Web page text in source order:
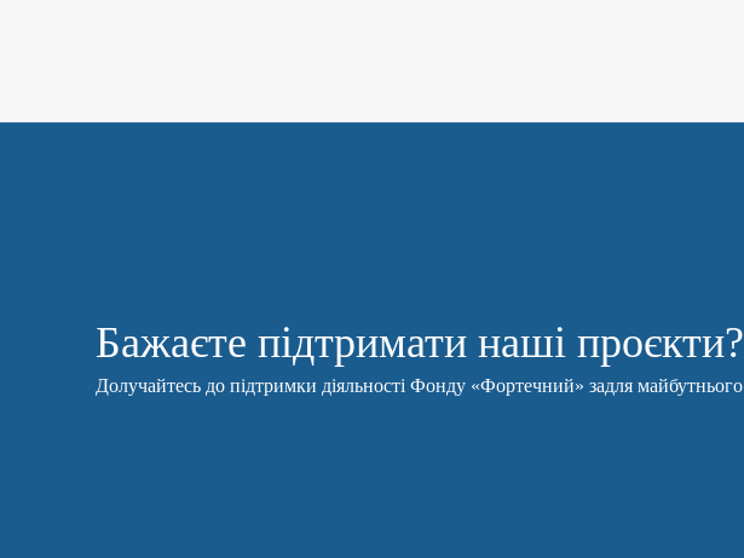
Бажаєте підтримати наші проєкти?
Долучайтесь до підтримки діяльності Фонду «Фортечний» задля майбутнього